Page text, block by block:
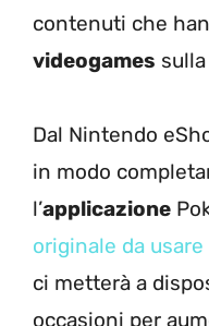
contenuti che
videogames
Dal Nintendo
in modo
l’applicazione
originale da
ci metterà a
occasioni per